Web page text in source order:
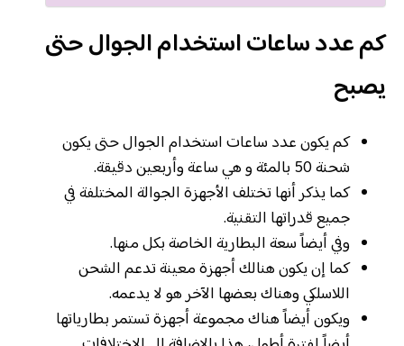
كم عدد ساعات استخدام الجوال حتى
يصبح
كم يكون عدد ساعات استخدام الجوال حتى يكون
شحنة 50 بالمئة و هي ساعة وأربعين دقيقة.
كما يذكر أنها تختلف الأجهزة الجوالة المختلفة في
جميع قدراتها التقنية.
وفي أيضاً سعة البطارية الخاصة بكل منها.
كما إن يكون هنالك أجهزة معينة تدعم الشحن
اللاسلكي وهناك بعضها الآخر هو لا يدعمه.
ويكون أيضاً هناك مجموعة أجهزة تستمر بطارياتها